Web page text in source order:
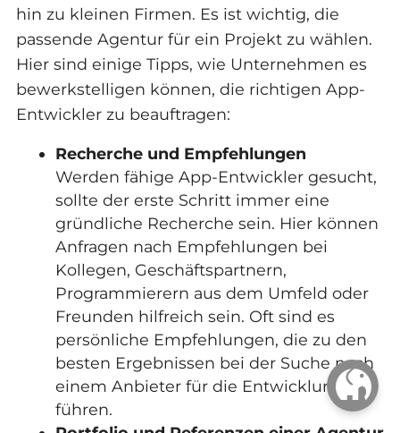
hin zu kleinen Firmen. Es ist wichtig, die
passende Agentur für ein Projekt zu wählen.
Hier sind einige Tipps, wie Unternehmen es
bewerkstelligen können, die richtigen App-
Entwickler zu beauftragen:
Recherche und Empfehlungen
Werden fähige App-Entwickler gesucht,
sollte der erste Schritt immer eine
gründliche Recherche sein. Hier können
Anfragen nach Empfehlungen bei
Kollegen, Geschäftspartnern,
Programmierern aus dem Umfeld oder
Freunden hilfreich sein. Oft sind es
persönliche Empfehlungen, die zu den
besten Ergebnissen bei der Suche nach
einem Anbieter für die Entwicklung
führen.